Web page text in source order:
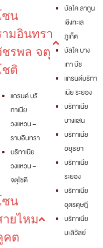
ซน
ามอินทรา
ชรพล จตุ
ชติ
แกรนด์ บริ
ทาเนีย
วงแหวน –
รามอินทรา
บริทาเนีย
วงแหวน –
จตุโชติ
ซน
ายไหม
คต
บัลโค ลากูน
เชิงทะเล
ภูเก็ต
บัลโค บาง
เทา บีช
แกรนด์บริทา
เนีย ระยอง
บริทาเนีย
บางแสน
บริทาเนีย
อยุธยา
บริทาเนีย
ระยอง
บริทาเนีย
อุดรดุษฎี
บริทาเนีย
มะลิวัลย์